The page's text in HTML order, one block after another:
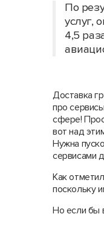
По
услуг,
4,5
Доставка
про
сфере!
вот над
Нужна
сервисами
Как
поскольку
Но если бы